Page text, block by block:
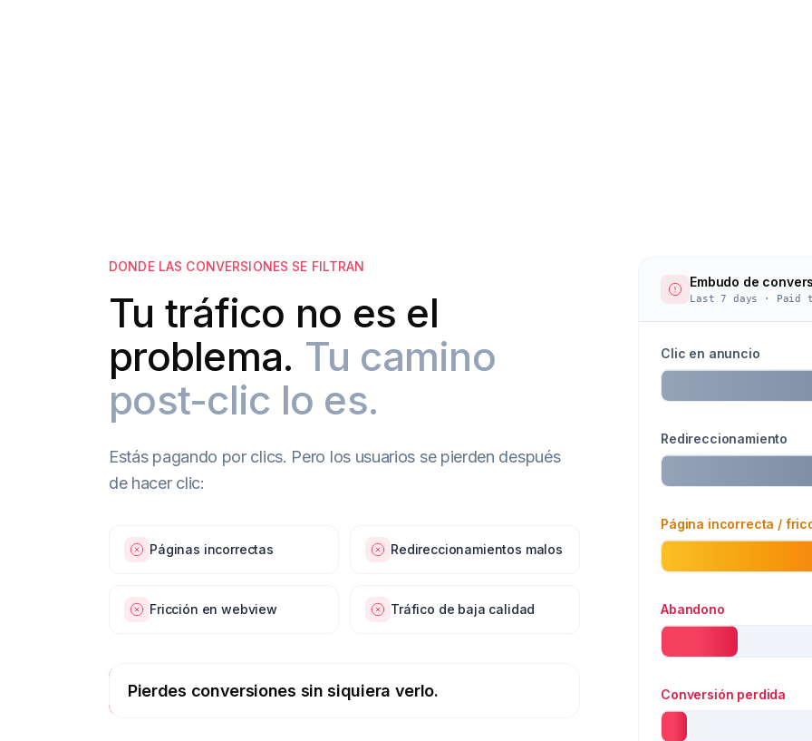
DONDE LAS CONVERSIONES SE FILTRAN
Tu tráfico no es el
problema. Tu camino
post-clic lo es.
Estás pagando por clics. Pero los usuarios se pierden después
de hacer clic:
Páginas incorrectas Redireccionamientos malos
Fricción en webview Tráfico de baja calidad
Pierdes conversiones sin siquiera verlo.
Embudo de
Last 7 days ·
Clic en anuncio
Redireccionamiento
Navegador real
Página correcta
Conversión